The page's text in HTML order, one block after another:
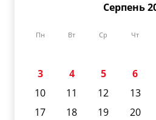
Серпень
Пн Вт Ср Чт
3
4 5 6
10
11 12 13
17
18 19 20